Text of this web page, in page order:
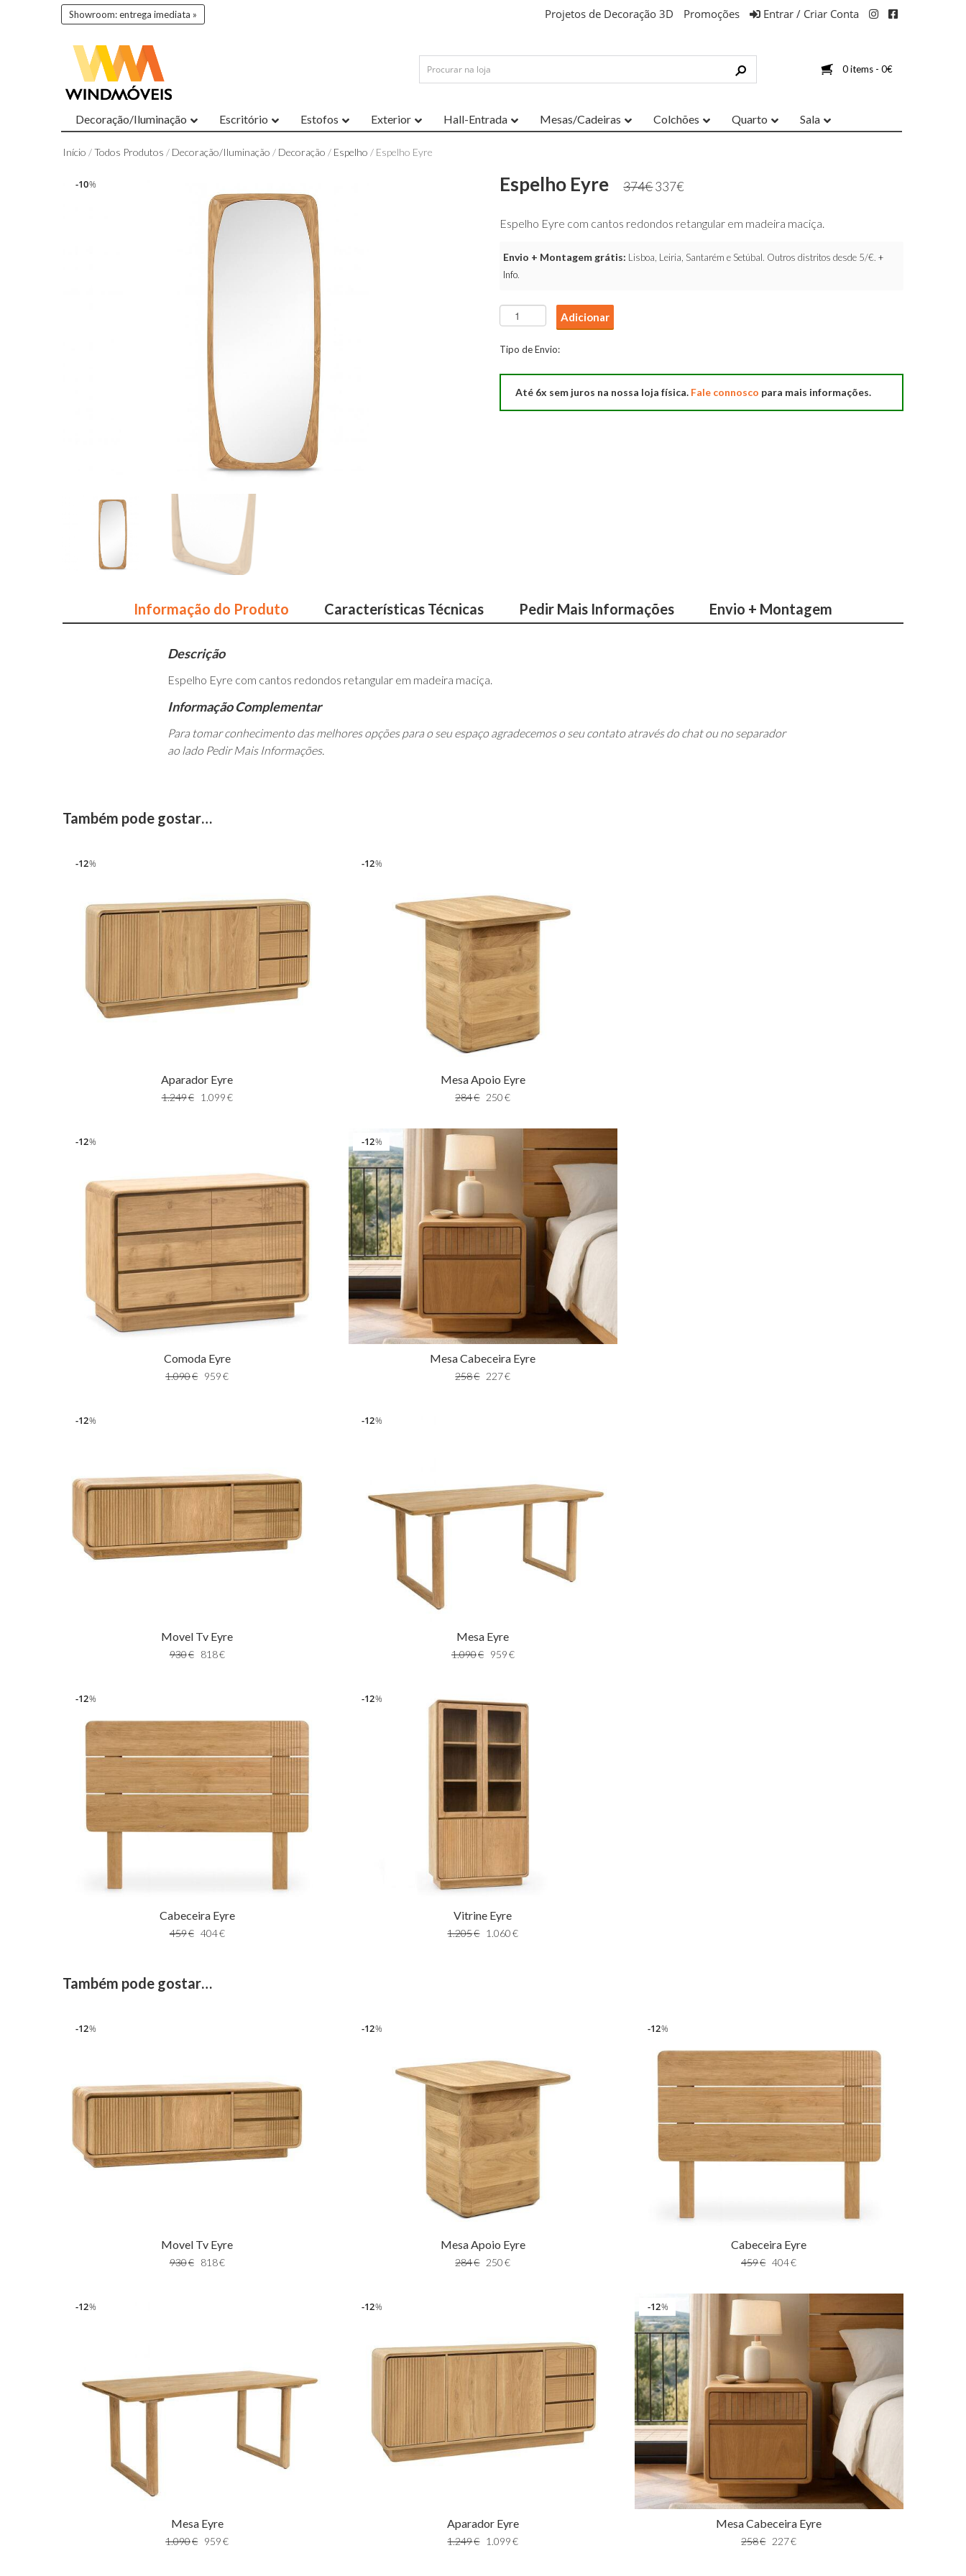
Showroom: entrega imediata » Projetos de Decoração 3D Promoções Entrar / Criar Conta
0 items - 0€
Decoração/Iluminação Escritório Estofos Exterior Hall-Entrada Mesas/Cadeiras Colchões Quarto Sala
Início /Todos Produtos / Decoração/Iluminação / Decoração / Espelho / Espelho Eyre
%
10%
10 Espelho Eyre 374€337€
Espelho Eyre com cantos redondos retangular em madeira maciça.
Envio + Montagem grátis: Lisboa, Leiria, Santarém e Setúbal. Outros distritos desde 5/€.+
Info.
Quantidade
de
Espelho
Adicionar
Tipo de Envio:
Até 6x sem juros na nossa loja física. Fale connosco para mais informações.
Informação do Produto Características Técnicas Pedir Mais Informações Envio + Montagem
Descrição
Espelho Eyre com cantos redondos retangular em madeira maciça.
Informação Complementar
Para tomar conhecimento das melhores opções para o seu espaço agradecemos o seu contato através do chat ou no separador
ao lado Pedir Mais Informações.
Também pode gostar…
%
12
Aparador Eyre
1.249€ 1.099€
%
12
Mesa Apoio Eyre
284€ 250 €
%
12
Comoda Eyre
1.090€ 959€
%
12
Mesa Cabeceira Eyre
258€ 227€
%
12
Movel Tv Eyre
930€ 818€
%
12
Mesa Eyre
1.090€ 959€
%
12
Cabeceira Eyre
459€ 404€
%
12
Vitrine Eyre
1.205€ 1.060 €
Também pode gostar…
%
12
Movel Tv Eyre
930€ 818€
%
12
Mesa Apoio Eyre
284€ 250 €
%
12
Cabeceira Eyre
459€ 404€
%
12
Mesa Eyre
1.090€ 959€
%
12
Aparador Eyre
1.249€ 1.099 €
%
12
Mesa Cabeceira Eyre
258€ 227€